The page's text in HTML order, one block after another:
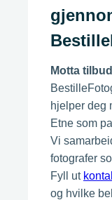
Motta
hjelper deg
Etne som
Vi
fotografer
Fyll ut
og hvilke